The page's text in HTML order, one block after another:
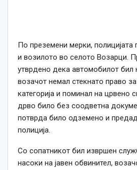
По преземени мерки, полицијата
и возилото во селото Возарци.
утврдено дека автомобилот бил
возачот немал стекнато право
категорија и поминал на црвено
дрво било без соодветна
потврда било одземено и
полиција.
Со сопатникот бил извршен
насоки на јавен обвинител,